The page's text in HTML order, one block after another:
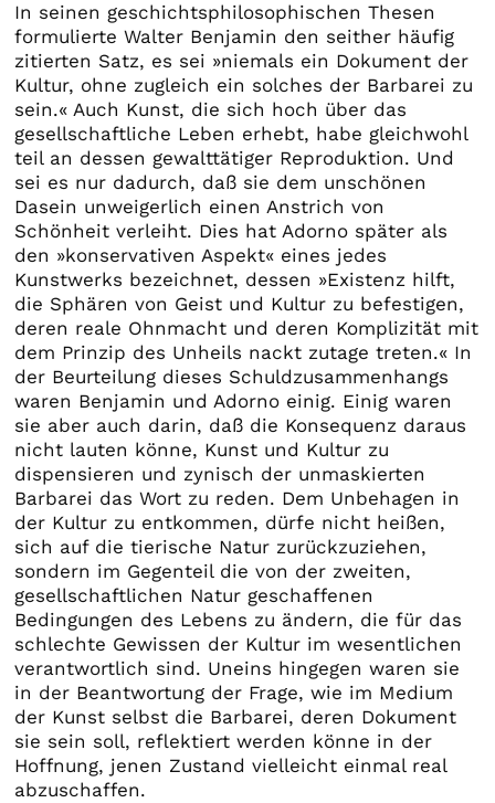
In seinen geschichtsphilosophischen Thesen
formulierte Walter Benjamin den seither häufig
zitierten Satz, es sei »niemals ein Dokument der
Kultur, ohne zugleich ein solches der Barbarei zu
sein.« Auch Kunst, die sich hoch über das
gesellschaftliche Leben erhebt, habe gleichwohl
teil an dessen gewalttätiger Reproduktion. Und
sei es nur dadurch, daß sie dem unschönen
Dasein unweigerlich einen Anstrich von
Schönheit verleiht. Dies hat Adorno später als
den »konservativen Aspekt« eines jedes
Kunstwerks bezeichnet, dessen »Existenz hilft,
die Sphären von Geist und Kultur zu befestigen,
deren reale Ohnmacht und deren Komplizität mit
dem Prinzip des Unheils nackt zutage treten.« In
der Beurteilung dieses Schuldzusammenhangs
waren Benjamin und Adorno einig. Einig waren
sie aber auch darin, daß die Konsequenz daraus
nicht lauten könne, Kunst und Kultur zu
dispensieren und zynisch der unmaskierten
Barbarei das Wort zu reden. Dem Unbehagen in
der Kultur zu entkommen, dürfe nicht heißen,
sich auf die tierische Natur zurückzuziehen,
sondern im Gegenteil die von der zweiten,
gesellschaftlichen Natur geschaffenen
Bedingungen des Lebens zu ändern, die für das
schlechte Gewissen der Kultur im wesentlichen
verantwortlich sind. Uneins hingegen waren sie
in der Beantwortung der Frage, wie im Medium
der Kunst selbst die Barbarei, deren Dokument
sie sein soll, reflektiert werden könne in der
Hoffnung, jenen Zustand vielleicht einmal real
abzuschaffen.